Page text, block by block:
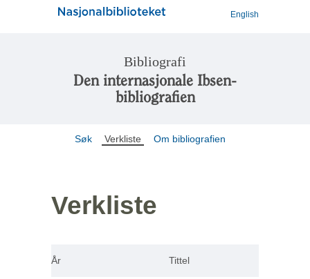
English
Bibliografi
Den internasjonale Ibsen-
bibliografien
Søk Verkliste Om bibliografien
Verkliste
År Tittel